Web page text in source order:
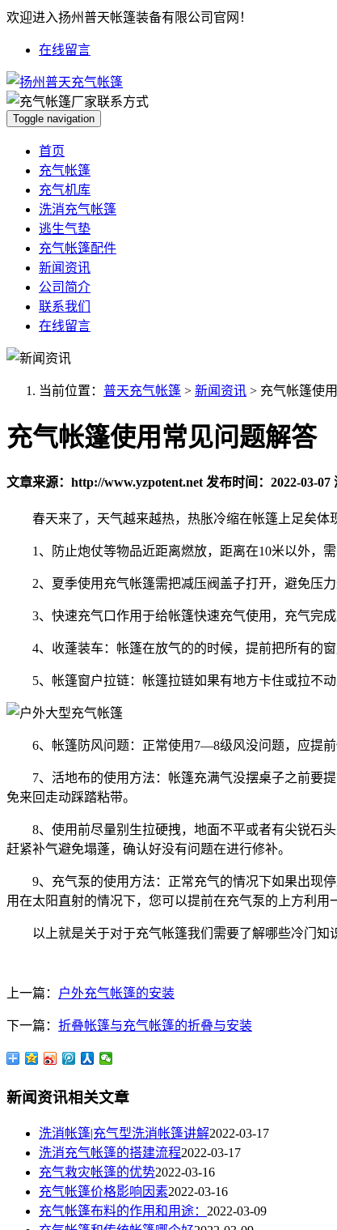
欢迎进入扬州普天帐篷装备有限公司官网！
在线留言
Toggle navigation
首页
充气帐篷
充气机库
洗消充气帐篷
逃生气垫
充气帐篷配件
新闻资讯
公司简介
联系我们
在线留言
当前位置： 普天充气帐篷 > 新闻资讯 > 充气帐篷使
充气帐篷使用常见问题解答
文章来源：http://www.yzpotent.net 发布时间：2022-03-07
春天来了，天气越来越热，热胀冷缩在帐篷上足矣体
1、防止炮仗等物品近距离燃放，距离在10米以外，需
2、夏季使用充气帐篷需把减压阀盖子打开，避免压力
3、快速充气口作用于给帐篷快速充气使用，充气完成
4、收蓬装车：帐篷在放气的的时候，提前把所有的窗
5、帐篷窗户拉链：帐篷拉链如果有地方卡住或拉不动
6、帐篷防风问题：正常使用7—8级风没问题，应提前
7、活地布的使用方法：帐篷充满气没摆桌子之前要提
免来回走动踩踏粘带。
8、使用前尽量别生拉硬拽，地面不平或者有尖锐石头
赶紧补气避免塌蓬，确认好没有问题在进行修补。
9、充气泵的使用方法：正常充气的情况下如果出现停
用在太阳直射的情况下，您可以提前在充气泵的上方利用
以上就是关于对于充气帐篷我们需要了解哪些冷门知
上一篇： 户外充气帐篷的安装
下一篇： 折叠帐篷与充气帐篷的折叠与安装
新闻资讯相关文章
洗消帐篷|充气型洗消帐篷讲解2022-03-17
洗消充气帐篷的搭建流程2022-03-17
充气救灾帐篷的优势2022-03-16
充气帐篷价格影响因素2022-03-16
充气帐篷布料的作用和用途： 2022-03-09